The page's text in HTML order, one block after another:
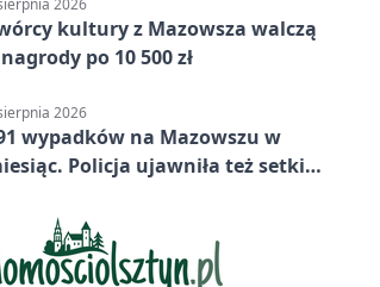
2026
kultury z Mazowsza walczą
po 10 500 zł
2026
wypadków na Mazowszu w
Policja ujawniła też setki